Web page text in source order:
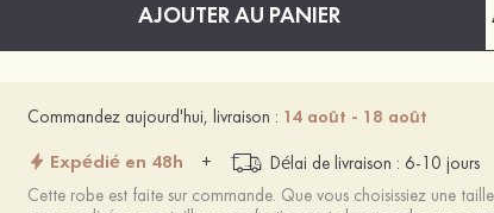
AJOUTER AU PANIER
Commandez aujourd'hui, livraison : 14 août - 18 août
Expédié en 48h + Délai de livraison : 6-10 jours
Cette robe est faite sur commande. Que vous choisissiez une